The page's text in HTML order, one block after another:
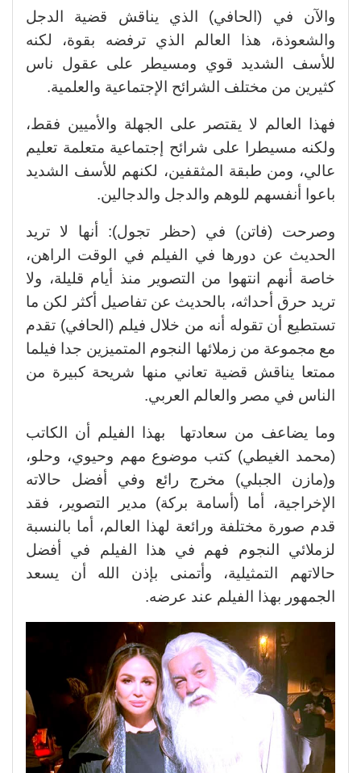
والآن في (الحافي) الذي يناقش قضية الدجل
والشعوذة، هذا العالم الذي ترفضه بقوة، لكنه
للأسف الشديد قوي ومسيطر على عقول ناس
كثيرين من مختلف الشرائح الإجتماعية والعلمية.
فهذا العالم لا يقتصر على الجهلة والأميين فقط،
ولكنه مسيطرا على شرائح إجتماعية متعلمة تعليم
عالي، ومن طبقة المثقفين، لكنهم للأسف الشديد
باعوا أنفسهم للوهم والدجل والدجالين.
وصرحت (فاتن) في (حظر تجول): أنها لا تريد
الحديث عن دورها في الفيلم في الوقت الراهن،
خاصة أنهم انتهوا من التصوير منذ أيام قليلة، ولا
تريد حرق أحداثه، بالحديث عن تفاصيل أكثر لكن ما
تستطيع أن تقوله أنه من خلال فيلم (الحافي) تقدم
مع مجموعة من زملائها النجوم المتميزين جدا فيلما
ممتعا يناقش قضية تعاني منها شريحة كبيرة من
الناس في مصر والعالم العربي.
وما يضاعف من سعادتها بهذا الفيلم أن الكاتب
(محمد الغيطي) كتب موضوع مهم وحيوي، وحلو،
و(مازن الجبلي) مخرج رائع وفي أفضل حالاته
الإخراجية، أما (أسامة بركة) مدير التصوير، فقد
قدم صورة مختلفة ورائعة لهذا العالم، أما بالنسبة
لزملائي النجوم فهم في هذا الفيلم في أفضل
حالاتهم التمثيلية، وأتمنى بإذن الله أن يسعد
الجمهور بهذا الفيلم عند عرضه.